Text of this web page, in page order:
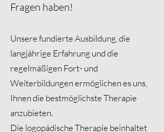
Fragen haben!
Unsere fundierte Ausbildung, die
langjährige Erfahrung und die
regelmäßigen Fort- und
Weiterbildungen ermöglichen es uns,
Ihnen die bestmöglichste Therapie
anzubieten.
Die logopädische Therapie beinhaltet